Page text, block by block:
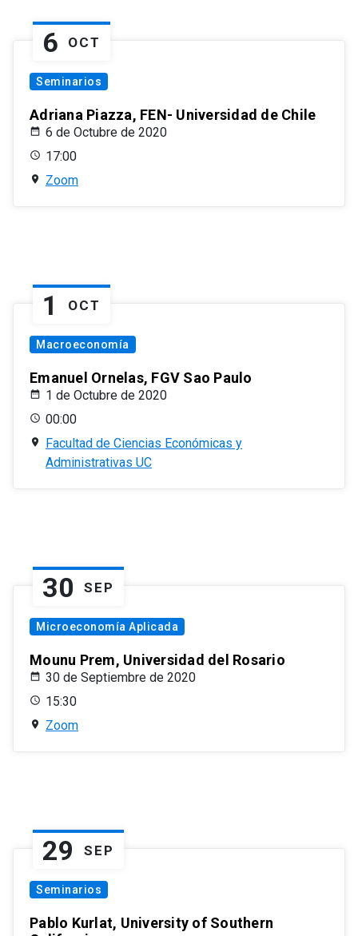
6 OCT
Seminarios
Adriana Piazza, FEN- Universidad de Chile
6 de Octubre de 2020
17:00
Zoom
1 OCT
Macroeconomía
Emanuel Ornelas, FGV Sao Paulo
1 de Octubre de 2020
00:00
Facultad de Ciencias Económicas y
Administrativas UC
30 SEP
Microeconomía Aplicada
Mounu Prem, Universidad del Rosario
30 de Septiembre de 2020
15:30
Zoom
29 SEP
Seminarios
Pablo Kurlat, University of Southern